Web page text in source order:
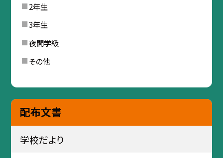
2年生
3年生
夜間学級
その他
配布文書
学校だより